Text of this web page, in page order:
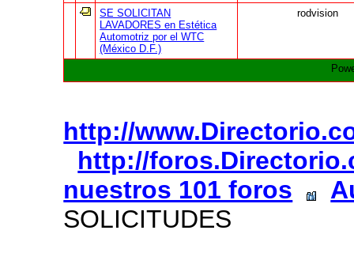
SE SOLICITAN
LAVADORES en Estética
Automotriz por el WTC
(México D.F.)
rodvision
http://
http://
nuestros 101 foros
SOLICITUDES